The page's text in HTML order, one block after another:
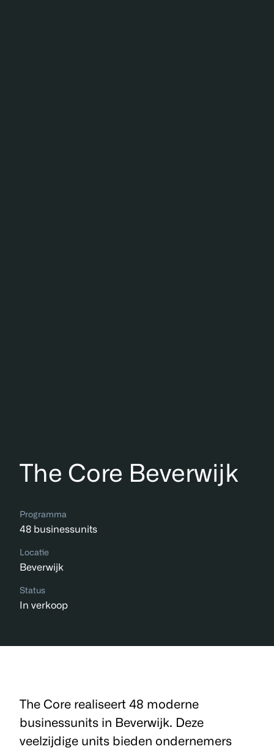
The Core Beverwijk
Programma
48 businessunits
Locatie
Beverwijk
Status
In verkoop
The Core realiseert 48 moderne
businessunits in Beverwijk. Deze
veelzijdige units bieden ondernemers